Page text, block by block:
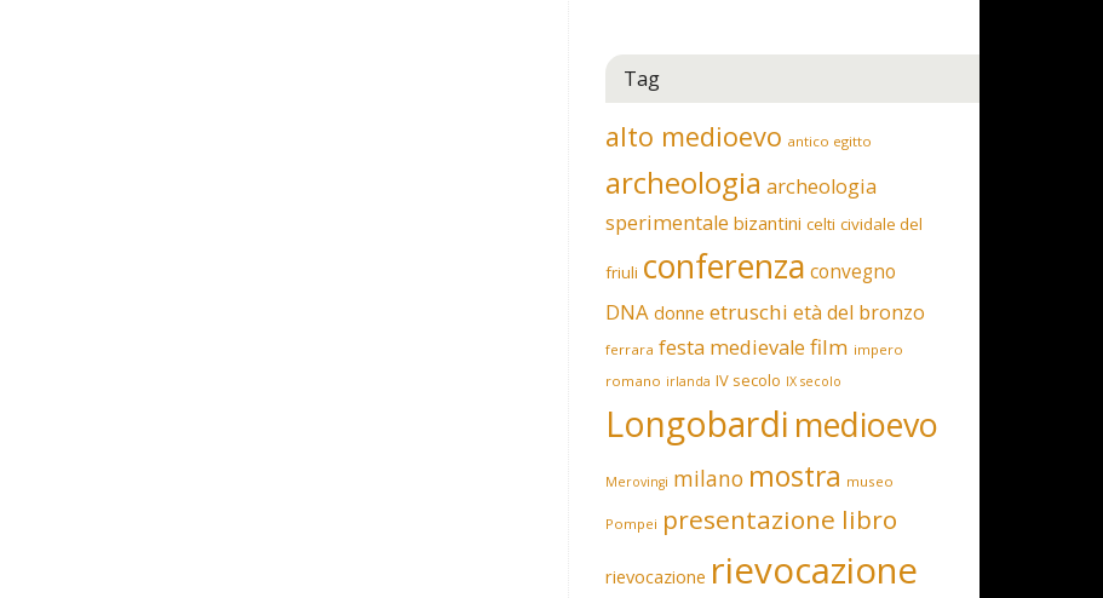
Tag
alto medioevo antico egitto
archeologia archeologia
sperimentale bizantini celti cividale del
friuli conferenza convegno
DNA donne etruschi età del bronzo
ferrara festa medievale film impero
romano irlanda IV secolo IX secolo
Longobardi medioevo
Merovingi milano mostra museo
Pompei presentazione libro
rievocazione rievocazione